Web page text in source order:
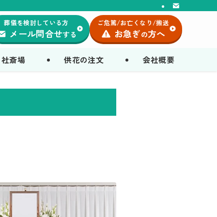
斎場 供花の注文 会社概要
葬儀を検討している方
メール問合せする
ご危篤/お亡くなり/搬送
お急ぎの方へ